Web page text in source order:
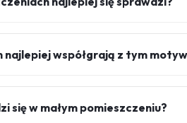
najlepiej współgrają z tym
się w małym pomieszczeniu?